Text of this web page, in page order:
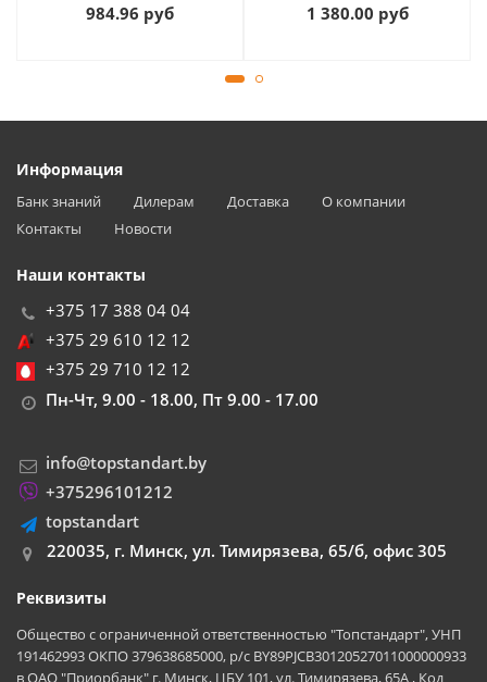
984.96 руб 1 380.00 руб
Информация
Банк знаний Дилерам Доставка
О компании
Контакты
Новости
Наши контакты
+375 17 388 04 04
+375 29 610 12 12
+375 29 710 12 12
Пн-Чт, 9.00 - 18.00, Пт 9.00 - 17.00
info@topstandart.by
+375296101212
topstandart
220035, г. Минск, ул. Тимирязева, 65/б, офис 305
Реквизиты
Общество с ограниченной ответственностью "Топстандарт", УНП
191462993 ОКПО 379638685000, р/с BY89PJCB30120527011000000933
в ОАО "Приорбанк" г. Минск, ЦБУ 101, ул. Тимирязева, 65А , Код